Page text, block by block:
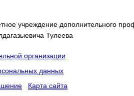
учреждение дополнительного
Тулеева
организации
данных
Карта сайта